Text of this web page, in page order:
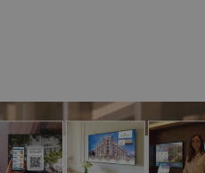
влизане и
съгласието
на сайта.